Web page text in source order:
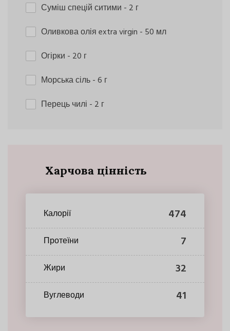
Суміш спецій ситими - 2 г
Оливкова олія extra virgin - 50 мл
Огірки - 20 г
Морська сіль- 6 г
Перець чилі - 2 г
Харчова цінність
Калорії 474
Протеїни 7
Жири 32
Вуглеводи 41